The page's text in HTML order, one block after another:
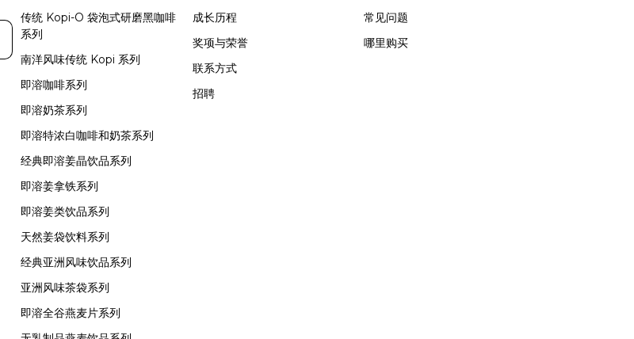
传统 Kopi-O 袋泡式研磨黑咖啡
系列
南洋风味传统 Kopi 系列
即溶咖啡系列
即溶奶茶系列
即溶特浓白咖啡和奶茶系列
经典即溶姜晶饮品系列
即溶姜拿铁系列
即溶姜类饮品系列
天然姜袋饮料系列
经典亚洲风味饮品系列
亚洲风味茶袋系列
即溶全谷燕麦片系列
成长历程
奖项与荣誉
联系方式
招聘
常见问题
哪里购买